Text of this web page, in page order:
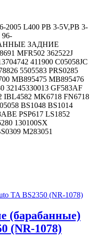
L400 PB 3-5V,PB 3-
96-
ЗАДНИЕ
MFR502 362522J
411900 C05058JC
5505583 PRS0285
MB895475 MB895476
32145330013 GF583AF
IBL4582 MK6718 FN6718
BS1048 BS1014
PSP617 LS1852
130100SX
M283051
(барабанные)
(NR-1078)